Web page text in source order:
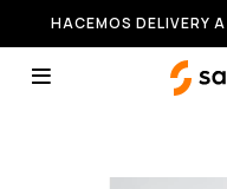
HACEMOS DELIVERY
